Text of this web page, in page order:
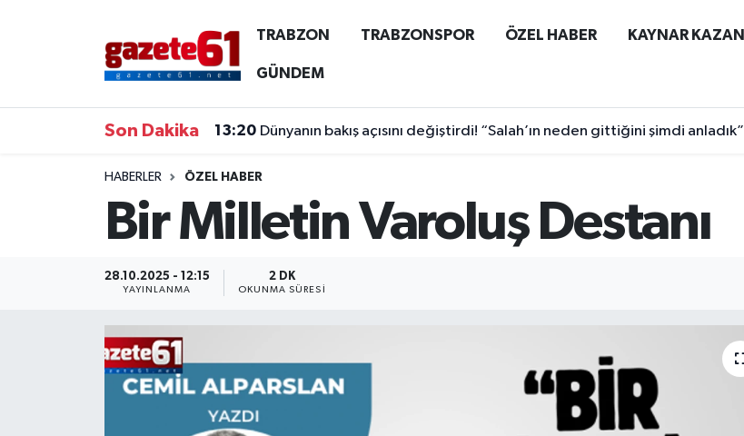
TRABZON TRABZONSPOR ÖZEL HABER KAYNAR KAZAN
GÜNDEM
Son Dakika 13:20 Dünyanın bakış açısını değiştirdi! “Salah’ın neden gittiğini şimdi anladık”
HABERLER ÖZEL HABER
Bir Milletin Varoluş Destanı
28.10.2025 - 12:15
YAYINLANMA
2 DK
OKUNMA SÜRESI
TRABZON
KAYNAR KAZAN
Trabzon Nöbetçi Eczaneler
Trabzon Trafik Yoğunluk Haritası
Son Dakika Haberleri
Haber Arşivi